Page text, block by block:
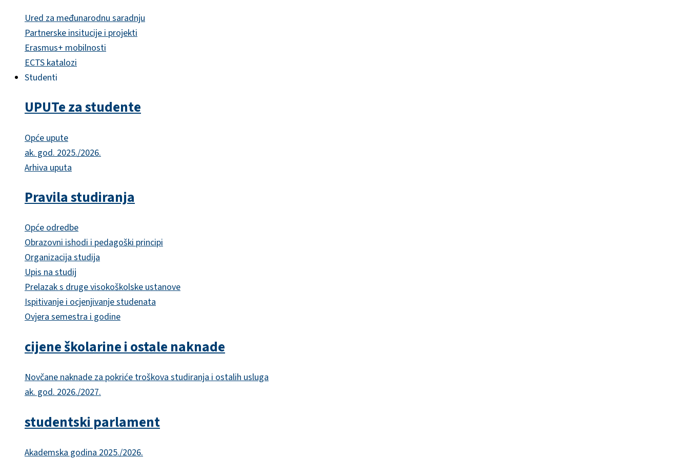
Ured za međunarodnu saradnju
Partnerske insitucije i projekti
Erasmus+ mobilnosti
ECTS katalozi
Studenti
UPUTe za studente
Opće upute
ak. god. 2025./2026.
Arhiva uputa
Pravila studiranja
Opće odredbe
Obrazovni ishodi i pedagoški principi
Organizacija studija
Upis na studij
Prelazak s druge visokoškolske ustanove
Ispitivanje i ocjenjivanje studenata
Ovjera semestra i godine
cijene školarine i ostale naknade
Novčane naknade za pokriće troškova studiranja i ostalih usluga
ak. god. 2026./2027.
studentski parlament
Akademska godina 2025./2026.